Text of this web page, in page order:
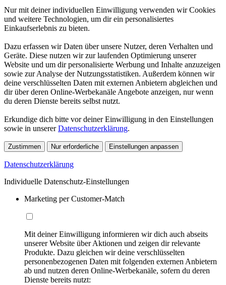
Nur mit deiner individuellen Einwilligung verwenden wir Cookies
und weitere Technologien, um dir ein personalisiertes
Einkaufserlebnis zu bieten.
Dazu erfassen wir Daten über unsere Nutzer, deren Verhalten und
Geräte. Diese nutzen wir zur laufenden Optimierung unserer
Website und um dir personalisierte Werbung und Inhalte anzuzeigen
sowie zur Analyse der Nutzungsstatistiken. Außerdem können wir
deine verschlüsselten Daten mit externen Anbietern abgleichen und
dir über deren Online-Werbekanäle Angebote anzeigen, nur wenn
du deren Dienste bereits selbst nutzt.
Erkundige dich bitte vor deiner Einwilligung in den Einstellungen
sowie in unsererDatenschutzerklärung.
Zustimmen Nur erforderliche Einstellungen anpassen
Datenschutzerklärung
Individuelle Datenschutz-Einstellungen
Marketing per Customer-Match
Mit deiner Einwilligung informieren wir dich auch abseits
unserer Website über Aktionen und zeigen dir relevante
Produkte. Dazu gleichen wir deine verschlüsselten
personenbezogenen Daten mit folgenden externen Anbietern
ab und nutzen deren Online-Werbekanäle, sofern du deren
Dienste bereits nutzt: